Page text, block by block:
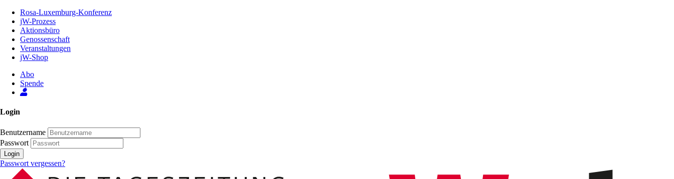
Inhalt
Seite
Rosa-Luxemburg-Konferenz
jW-Prozess
Aktionsbüro
Genossenschaft
Veranstaltungen
jW-Shop
Abo
Spende
Login
Benutzername
Passwort
Login
Passwort vergessen?